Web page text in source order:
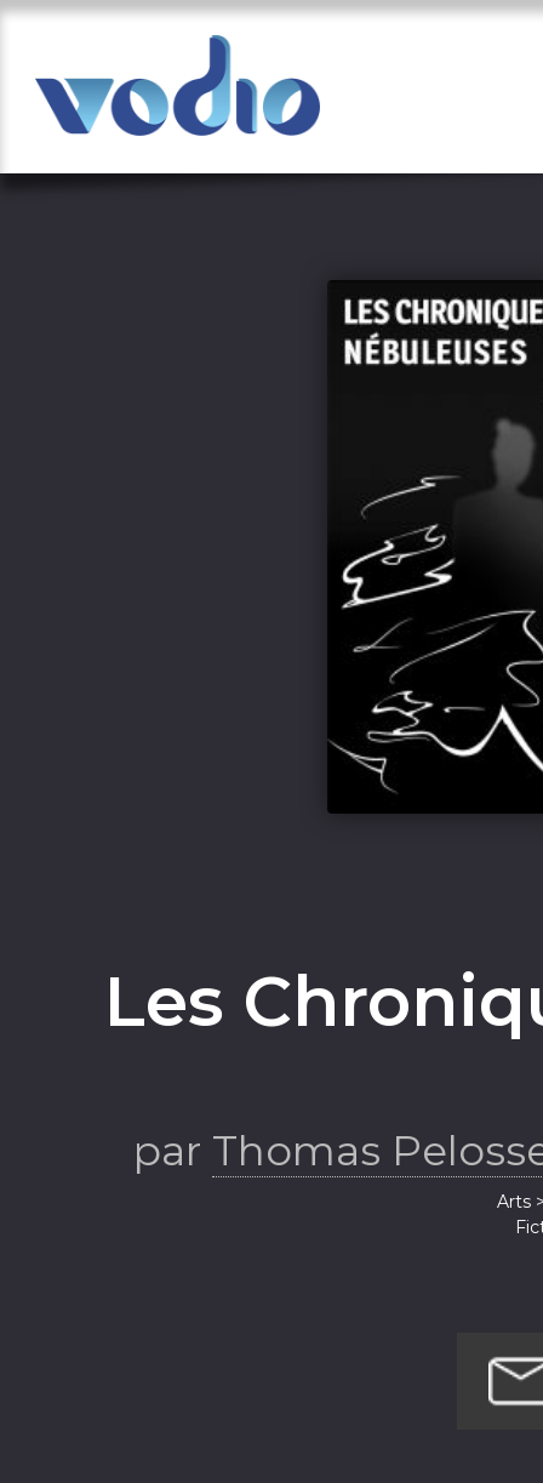
Les
par Thomas
Arts